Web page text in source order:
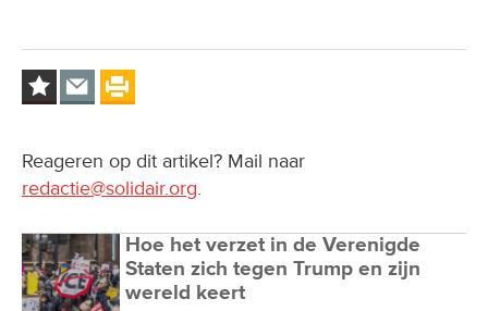
Reageren op dit artikel? Mail naar
redactie@solidair.org.
Hoe het verzet in de Verenigde
Staten zich tegen Trump en zijn
wereld keert